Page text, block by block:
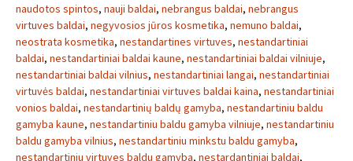
naudotos spintos, nauji baldai, nebrangus baldai, nebrangus
virtuves baldai, negyvosios jūros kosmetika, nemuno baldai,
neostrata kosmetika, nestandartines virtuves, nestandartiniai
baldai, nestandartiniai baldai kaune, nestandartiniai baldai vilniuje,
nestandartiniai baldai vilnius, nestandartiniai langai, nestandartiniai
virtuvės baldai, nestandartiniai virtuves baldai kaina, nestandartiniai
vonios baldai, nestandartinių baldų gamyba, nestandartiniu baldu
gamyba kaune, nestandartiniu baldu gamyba vilniuje, nestandartiniu
baldu gamyba vilnius, nestandartiniu minkstu baldu gamyba,
nestandartiniu virtuves baldu gamyba, nestardantiniai baldai,